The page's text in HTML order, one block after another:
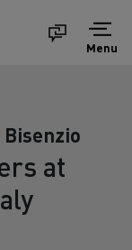
Menu
Bisenzio
at